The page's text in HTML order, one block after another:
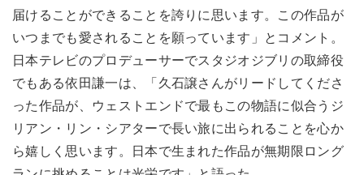
届けることができることを誇りに思います。この作品が
いつまでも愛されることを願っています」とコメント。
日本テレビのプロデューサーでスタジオジブリの取締役
でもある依田謙一は、「久石譲さんがリードしてくださ
った作品が、ウェストエンドで最もこの物語に似合うジ
リアン・リン・シアターで長い旅に出られることを心か
ら嬉しく思います。日本で生まれた作品が無期限ロング